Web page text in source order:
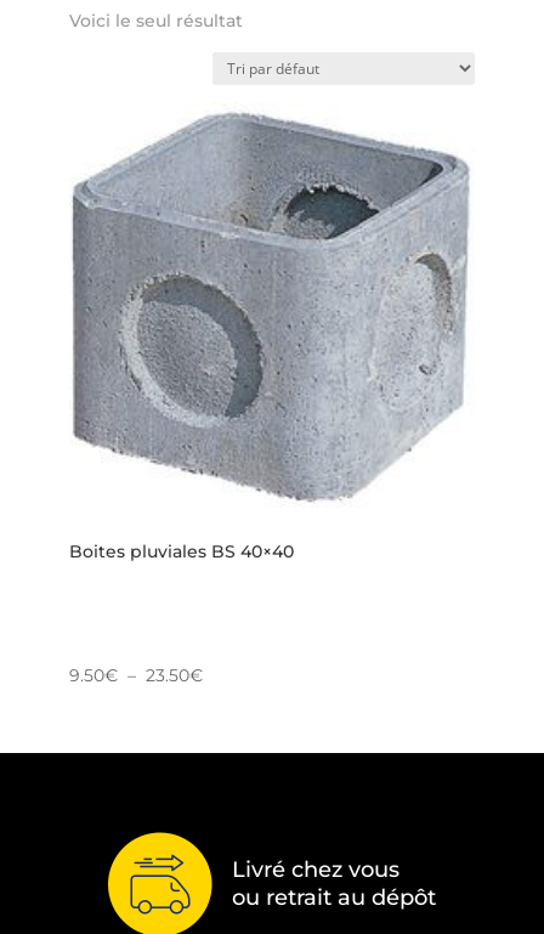
Voici le seul résultat
Boites pluviales BS 40×40
9.50€ – 23.50€Plage
9.50€
Livré chez vous
ou retrait au dépôt